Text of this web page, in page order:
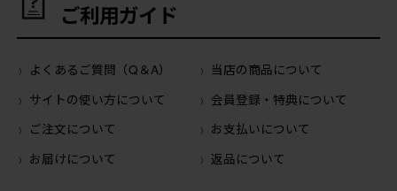
ご利用ガイド
よくあるご質問（Q＆A）
当店の商品について
サイトの使い方について
会員登録・特典について
ご注文について
お支払いについて
お届けについて
返品について